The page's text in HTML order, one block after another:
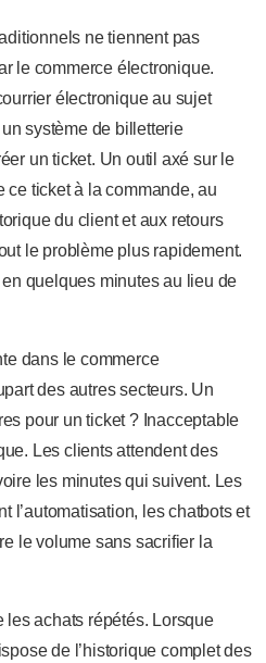
ne tiennent pas
le commerce électronique.
électronique au sujet
système de billetterie
un ticket. Un outil axé sur le
ticket à la commande, au
du client et aux retours
le problème plus rapidement.
quelques minutes au lieu de
dans le commerce
des autres secteurs. Un
pour un ticket ? Inacceptable
Les clients attendent des
les minutes qui suivent. Les
l’automatisation, les chatbots et
le volume sans sacrifier la
les achats répétés. Lorsque
de l’historique complet des